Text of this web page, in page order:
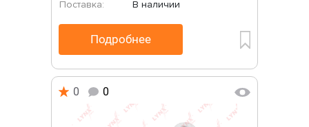
Поставка:
В наличии
Подробнее
0 0